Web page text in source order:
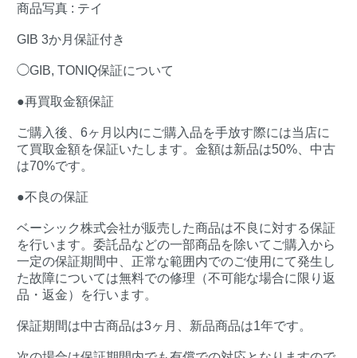
商品写真 : テイ
GIB 3か月保証付き
◯GIB, TONIQ保証について
●再買取金額保証
ご購入後、6ヶ月以内にご購入品を手放す際には当店に
て買取金額を保証いたします。金額は新品は50%、中古
は70%です。
●不良の保証
ベーシック株式会社が販売した商品は不良に対する保証
を行います。委託品などの一部商品を除いてご購入から
一定の保証期間中、正常な範囲内でのご使用にて発生し
た故障については無料での修理（不可能な場合に限り返
品・返金）を行います。
保証期間は中古商品は3ヶ月、新品商品は1年です。